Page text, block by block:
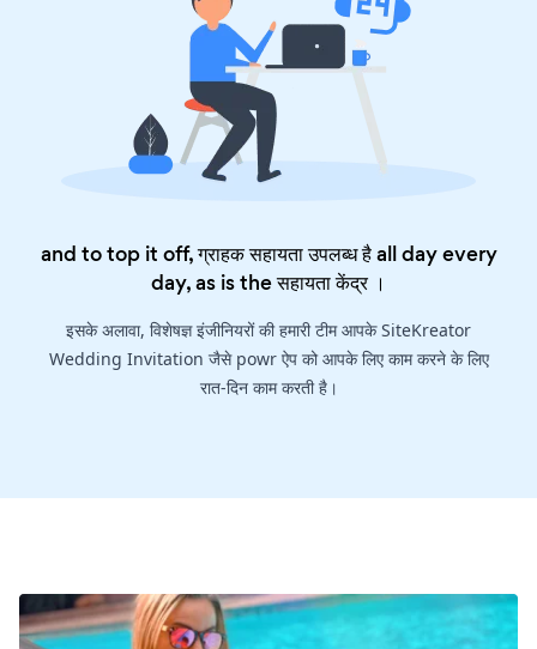
and to top it off, ग्राहक सहायता उपलब्ध है all day every
day, as is theसहायता केंद्र।
इसके अलावा, विशेषज्ञ इंजीनियरों की हमारी टीम आपके SiteKreator
Wedding Invitation जैसे powr ऐप को आपके लिए काम करने के लिए
रात-दिन काम करती है।